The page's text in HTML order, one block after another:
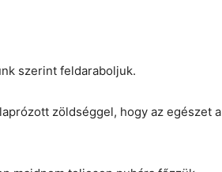
szerint feldaraboljuk.
zöldséggel, hogy az egészet a